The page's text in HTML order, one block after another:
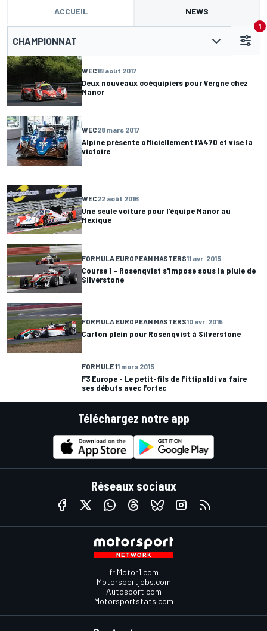
ACCUEIL NEWS
CHAMPIONNAT
1
WEC18 août 2017
Deux nouveaux coéquipiers pour Vergne chez
Manor
WEC28 mars 2017
Alpine présente officiellement l'A470 et vise la
victoire
WEC22 août 2016
Une seule voiture pour l'équipe Manor au
Mexique
FORMULA EUROPEAN MASTERS11 avr. 2015
Course 1 - Rosenqvist s'impose sous la pluie de
Silverstone
FORMULA EUROPEAN MASTERS10 avr. 2015
Carton plein pour Rosenqvist à Silverstone
FORMULE 11 mars 2015
F3 Europe - Le petit-fils de Fittipaldi va faire
ses débuts avec Fortec
Téléchargez notre app
Réseaux sociaux
fr.Motor1.com
Motorsportjobs.com
Autosport.com
Motorsportstats.com